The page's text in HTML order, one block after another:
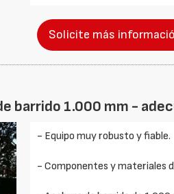
Solicite más
barrido 1.000 mm -
- Equipo muy robusto y fiable.
- Componentes y materiales